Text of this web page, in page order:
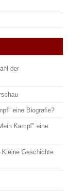
der
eine Biografie?
Kampf" eine
Geschichte